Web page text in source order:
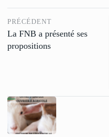
PRÉCÉDENT
La FNB a présenté ses
propositions